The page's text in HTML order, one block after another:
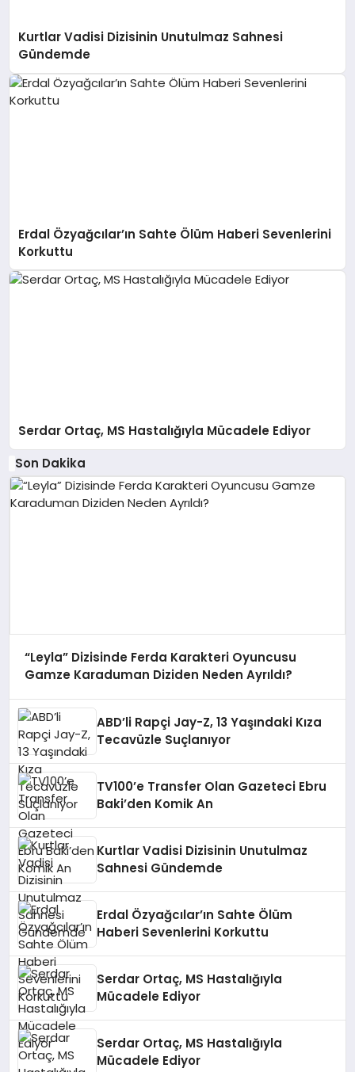
Kurtlar Vadisi Dizisinin Unutulmaz Sahnesi
Gündemde
Erdal Özyağcılar’ın Sahte Ölüm Haberi Sevenlerini
Korkuttu
Serdar Ortaç, MS Hastalığıyla Mücadele Ediyor
Son Dakika
“Leyla” Dizisinde Ferda Karakteri Oyuncusu
Gamze Karaduman Diziden Neden Ayrıldı?
ABD’li Rapçi Jay-Z, 13 Yaşındaki Kıza
Tecavüzle Suçlanıyor
TV100’e Transfer Olan Gazeteci Ebru
Baki’den Komik An
Kurtlar Vadisi Dizisinin Unutulmaz
Sahnesi Gündemde
Erdal Özyağcılar’ın Sahte Ölüm
Haberi Sevenlerini Korkuttu
Serdar Ortaç, MS Hastalığıyla
Mücadele Ediyor
Serdar Ortaç, MS Hastalığıyla
Mücadele Ediyor